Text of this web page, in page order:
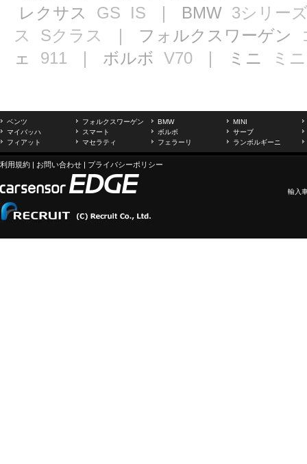
レクサス GS IS ｜ BMW 3シリー
ス
Sクラス ｜ フォルクスワーゲン
ェ 911 ｜ ボルボ V70 ｜ ミニ ミニ
ベンツ フォルクスワーゲン BMW
MINI
マイバッハ
スマート ボルボ
サーブ
フィアット
マセラティ フェラーリ ランボルギーニ
利用規約 | お問い合わせ | プライバシーポリシー
輸入